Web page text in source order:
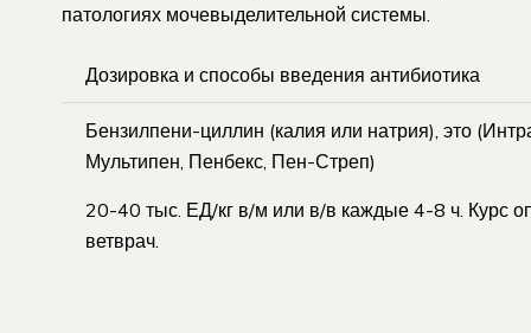
патологиях мочевыделительной системы.
Дозировка и способы введения антибиотика
Бензилпени-циллин (калия или натрия), это
Мультипен, Пенбекс, Пен-Стреп)
20-40 тыс. ЕД/кг в/м или в/в каждые 4-8 ч. Курс
ветврач.